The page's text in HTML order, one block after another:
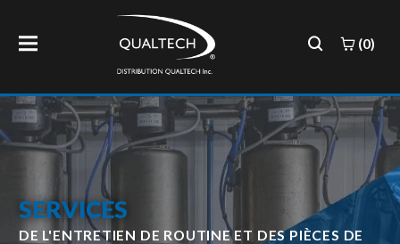
(0)
SERVICES
DE L'ENTRETIEN DE ROUTINE ET DES PIÈCES DE